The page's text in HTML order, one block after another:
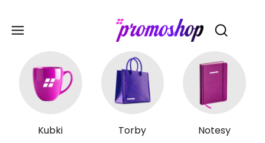
Otwórz
Kubki Torby Notesy